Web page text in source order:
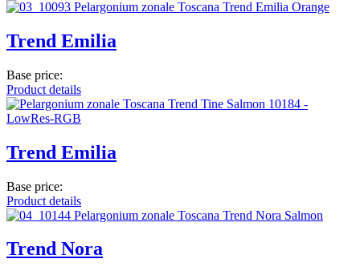
Trend Emilia
Base price:
Product details
Trend Emilia
Base price:
Product details
Trend Nora